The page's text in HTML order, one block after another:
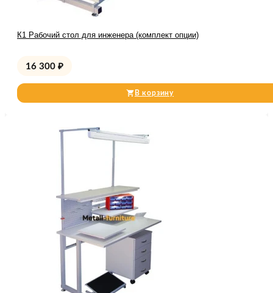
К1 Рабочий стол для инженера (комплект опции)
16 300 ₽
В корзину